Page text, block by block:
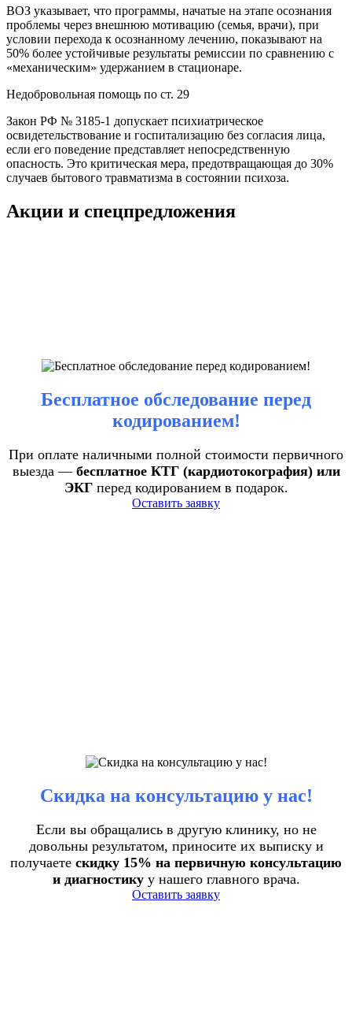
ВОЗ указывает, что программы, начатые на этапе осознания
проблемы через внешнюю мотивацию (семья, врачи), при
условии перехода к осознанному лечению, показывают на
50% более устойчивые результаты ремиссии по сравнению с
«механическим» удержанием в стационаре.
Недобровольная помощь по ст. 29
Закон РФ № 3185-1 допускает психиатрическое
освидетельствование и госпитализацию без согласия лица,
если его поведение представляет непосредственную
опасность. Это критическая мера, предотвращающая до 30%
случаев бытового травматизма в состоянии психоза.
Акции и спецпредложения
Бесплатное обследование перед
кодированием!
При оплате наличными полной стоимости первичного
выезда — бесплатное КТГ (кардиотокография) или
ЭКГперед кодированием в подарок.
Оставить заявку
Скидка на консультацию у нас!
Если вы обращались в другую клинику, но не
довольны результатом, приносите их выписку и
получаете скидку 15% на первичную консультацию
и диагностикуу нашего главного врача.
Оставить заявку